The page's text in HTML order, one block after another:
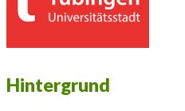
Hintergrund